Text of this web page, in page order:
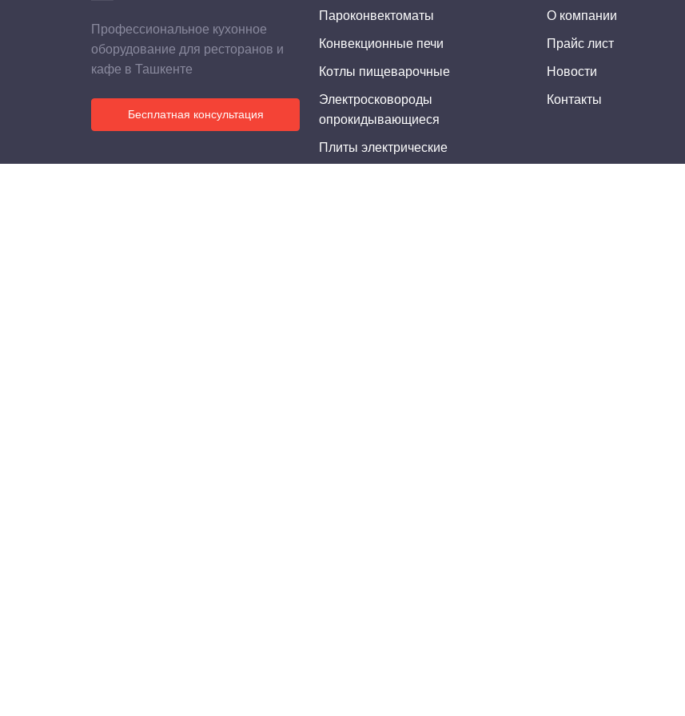
Профессиональное кухонное
оборудование для ресторанов и
кафе в Ташкенте
Бесплатная консультация
Пароконвектоматы
Конвекционные печи
Котлы пищеварочные
Электросковороды
опрокидывающиеся
Плиты электрические
О компании
Прайс лист
Новости
Контакты